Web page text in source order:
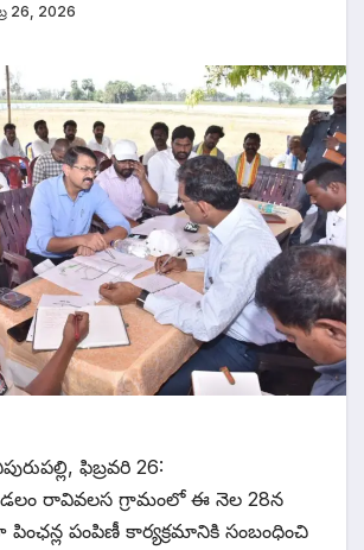
26, 2026
ఫిబ్రవరి 26:
రావివలస గ్రామంలో ఈ నెల 28న
పంపిణీ కార్యక్రమానికి సంబంధించి